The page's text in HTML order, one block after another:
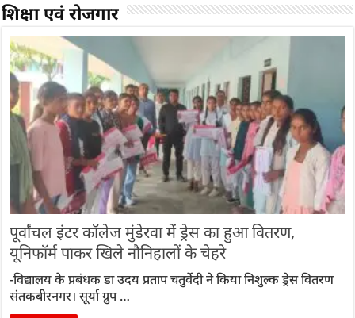
शिक्षा एवं रोजगार
पूर्वांचल इंटर कॉलेज मुंडेरवा में ड्रेस का हुआ वितरण,
यूनिफॉर्म पाकर खिले नौनिहालों के चेहरे
-विद्यालय के प्रबंधक डा उदय प्रताप चतुर्वेदी ने किया निशुल्क ड्रेस वितरण
संतकबीरनगर। सूर्या ग्रुप …